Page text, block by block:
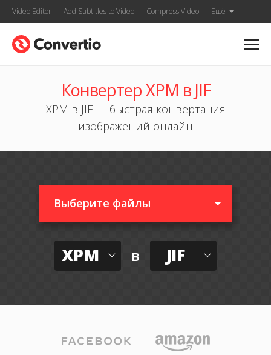
Video Editor Add Subtitles to Video Compress Video Ещё
Конвертер XPM в JIF
XPM в JIF — быстрая конвертация
изображений онлайн
Выберите файлы
XPM в JIF